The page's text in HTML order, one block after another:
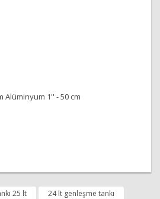
Alüminyum 1'' - 50 cm
25 lt
24 lt genleşme tankı